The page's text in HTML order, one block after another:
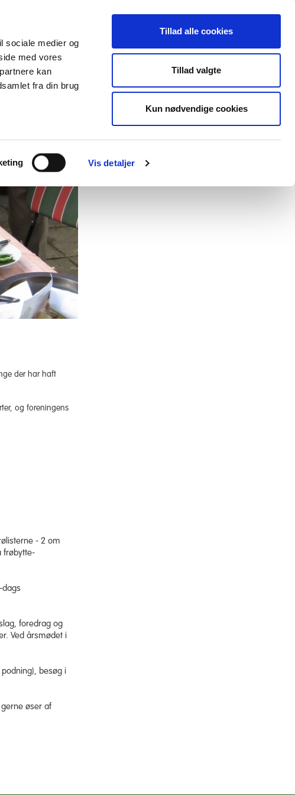
sociale medier og
med vores
kan
fra din brug
Vis detaljer
Tillad alle cookies
Tillad valgte
Kun nødvendige cookies
Kalender
Viden om
der har haft
og foreningens
- 2 om
frøbytte-
dags
foredrag og
Ved årsmødet i
besøg i
øser af